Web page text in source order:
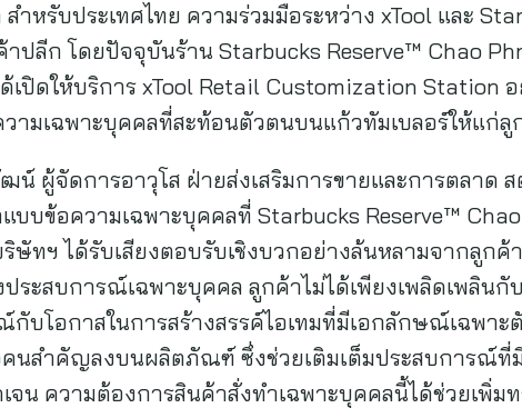
ำหรับประเทศไทย ความร่วมมือระหว่าง xTool และ
ลีก โดยปัจจุบันร้าน Starbucks Reserve™ Chao
เปิดให้บริการ xTool Retail Customization Station
ามเฉพาะบุคคลที่สะท้อนตัวตนบนแก้วทัมเบลอร์ให้แก่ลู
ผู้จัดการอาวุโส ฝ่ายส่งเสริมการขายและการตลาด ส
บบข้อความเฉพาะบุคคลที่ Starbucks Reserve™
ษัทฯ ได้รับเสียงตอบรับเชิงบวกอย่างล้นหลามจากลูกค้
ประสบการณ์เฉพาะบุคคล ลูกค้าไม่ได้เพียงเพลิดเพลิน
กับโอกาสในการสร้างสรรค์ไอเทมที่มีเอกลักษณ์เฉพาะ
คนสำคัญลงบนผลิตภัณฑ์ ซึ่งช่วยเติมเต็มประสบการณ์ที่
จน ความต้องการสินค้าสั่งทำเฉพาะบุคคลนี้ได้ช่วยเพิ่ม